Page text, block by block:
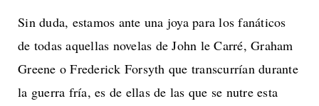
Sin duda, estamos ante una joya para los fanáticos
de todas aquellas novelas de John le Carré, Graham
Greene o Frederick Forsyth que transcurrían durante
la guerra fría, es de ellas de las que se nutre esta